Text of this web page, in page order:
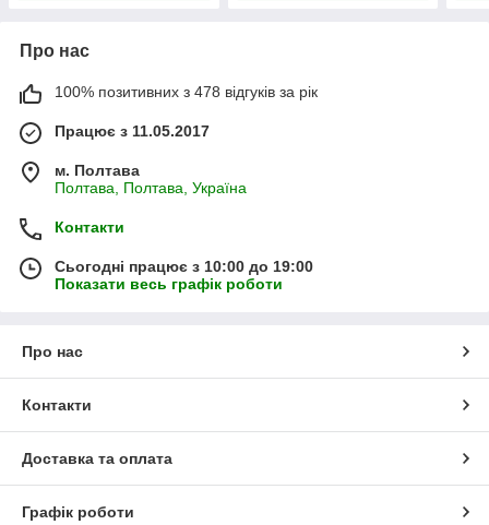
Про нас
100% позитивних з 478 відгуків за рік
Працює з 11.05.2017
м. Полтава
Полтава, Полтава, Україна
Контакти
Сьогодні працює з 10:00 до 19:00
Показати весь графік роботи
Про нас
Контакти
Доставка та оплата
Графік роботи